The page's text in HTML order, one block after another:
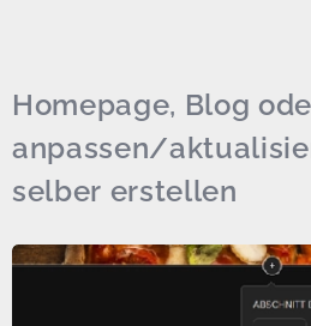
Homepage, Blog
anpassen/
selber erstellen